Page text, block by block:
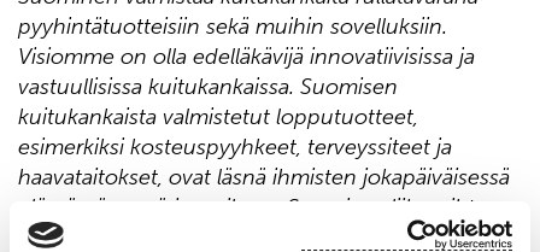
pyyhintätuotteisiin sekä muihin sovelluksiin.
Visiomme on olla edelläkävijä innovatiivisissa ja
vastuullisissa kuitukankaissa. Suomisen
kuitukankaista valmistetut lopputuotteet,
esimerkiksi kosteuspyyhkeet, terveyssiteet ja
haavataitokset, ovat läsnä ihmisten jokapäiväisessä
elämässä ympäri maailmaa. Suomisen liikevaihto
vuonna 2023 oli 450,9 milj. euroa ja työllistämme